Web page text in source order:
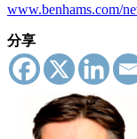
www.benhams.com/
分享